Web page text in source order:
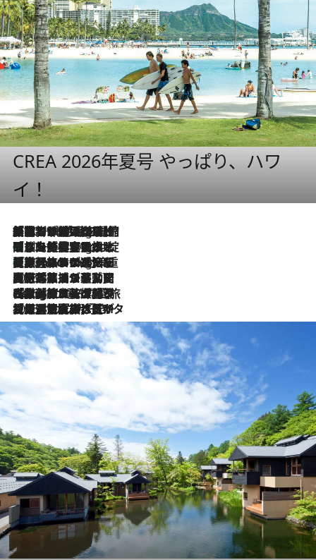
CREA 2026年夏号 やっぱり、ハワ
イ！
10 Hours Ago
「荷物が増えるほど旅ストレスは増す」美容ジャーナリストがたどり着いた最終結論。“化粧品を劇的に減らす”感動の凝縮美容とは
10 Hours Ago
「旅先には金髪ウィッグを持参」日本と同じメイクでは損してる!? 美容ジャーナリストが提案する“掟破りの旅美容”とは
10 Hours Ago
【厳選旅コスメ】「身軽さ＆UV対策重視！」ヘアアーティストshucoが選んだ夏旅ベストコスメを発表【Mサイズジップ】
2026.8.5
【厳選旅コスメ】国内をあちこち移動する河井菜摘が選んだ夏旅ベストコスメ発表！「リラックスアイテムはマスト」【Mサイズジップ】
2026.8.4
【厳選旅コスメ】「紫外線＆乾燥対策しながらメイク感も！」ヘア＆メイクGeorgeが選んだ夏旅ベストコスメを発表！【Mサイズジップ】
2026.8.3
【厳選旅コスメ】「保湿もタイパ重視！」“サウナ好き”タレント清水みさとが愛用する夏旅ベストコスメを発表！【Mサイズジップ】